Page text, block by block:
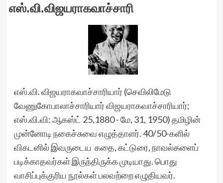
எஸ்.வி.விஜயராகவாச்சாரி
எஸ்.வி. விஜயராகவாச்சாரியார் (செவிலிமேடு
வேணுகோபாலாச்சாரியார் விஜயராகவாச்சாரியார்;
எஸ்.வி.வி: ஆகஸ்ட் 25,1880 - மே, 31, 1950) தமிழின்
முன்னோடி நகைச்சுவை எழுத்தாளர். 40/50-களில்
விகடனில் இவருடைய கதை, கட்டுரை, நாவல்களைப்
படிக்காதவர்கள் இருந்திருக்க முடியாது. பொது
வாசிப்புக்குரிய நூல்கள் பலவற்றை எழுதியவர்.